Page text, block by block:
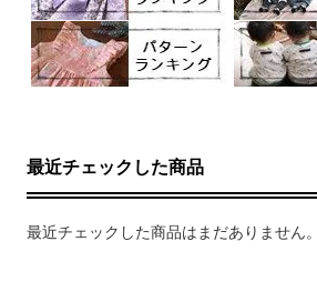
最近チェックした商品
最近チェックした商品はまだありません。